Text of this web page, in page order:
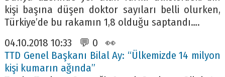
kişi başına düşen doktor sayıları belli olurken,
Türkiye’de bu rakamın 1,8 olduğu saptandı….
04.10.2018 10:33 💬 0 👀
TTD Genel Başkanı Bilal Ay: “Ülkemizde 14 milyon
kişi kumarın ağında”